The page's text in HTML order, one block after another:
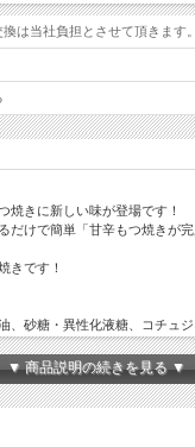
は当社負担とさせて頂きます。
焼きに新しい味が登場です！
だけで簡単「甘辛もつ焼きが
きです！
、砂糖・異性化液糖、コチュ
デンプン、キサンタン）、酒
辛料、ビタミンB1、（一部に
▼ 商品説明の続きを見る ▼